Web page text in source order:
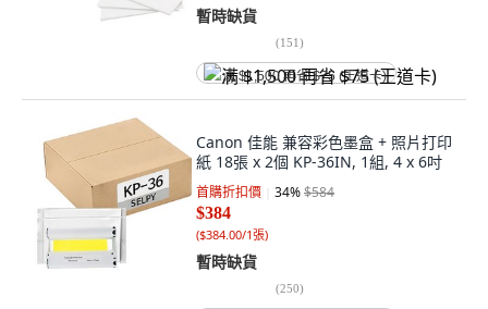
暫時缺貨
(151)
满 $1,500 再省 $75 (王道卡)
Canon 佳能 兼容彩色墨盒 + 照片打印
紙 18張 x 2個 KP-36IN, 1組, 4 x 6吋
首購折扣價 34%$584
$384
($384.00/1張)
暫時缺貨
(250)